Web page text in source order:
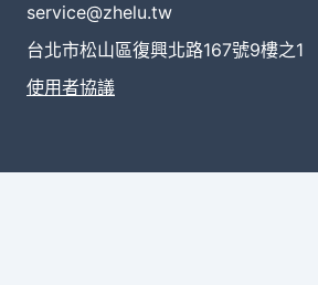
service@zhelu.tw
台北市松山區復興北路167號9樓之1
使用者協議